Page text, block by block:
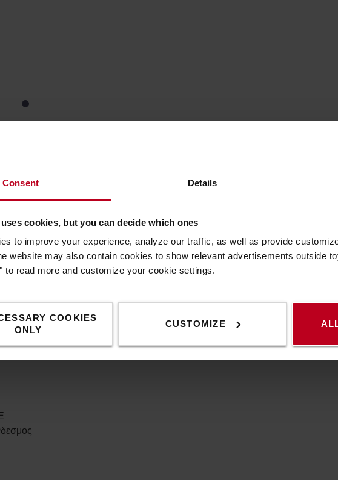
Consent Details
cookies, but you can decide which ones
to improve your experience, analyze our traffic, as well as provide
website may also contain cookies to show relevant advertisements outside
to read more and customize your cookie settings.
COOKIES
ONLY
CUSTOMIZE
Specification
και να χειρίζεστε ηλεκτρονικό εξοπλισμό στον
Ύψος
Μήκος